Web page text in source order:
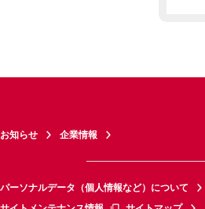
お知らせ 企業情報
パーソナルデータ（個人情報など）について